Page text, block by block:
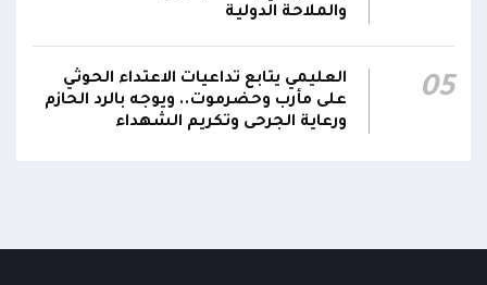
والملاحة الدولية
05
العليمي يتابع تداعيات الاعتداء الحوثي
على مأرب وحضرموت.. ويوجه بالرد الحازم
ورعاية الجرحى وتكريم الشهداء